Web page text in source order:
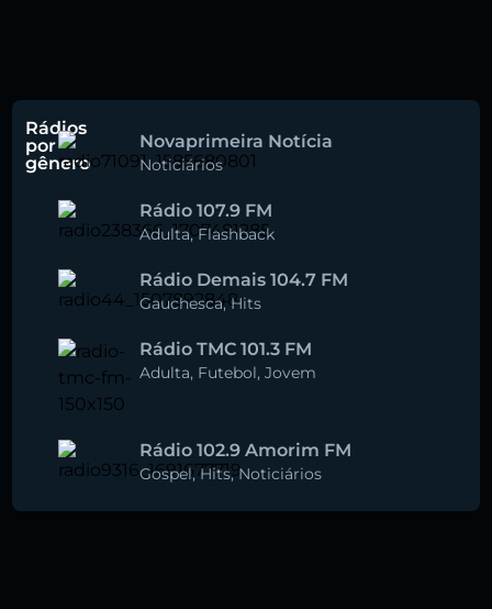
Rádios
por
gênero
Novaprimeira Notícia
Noticiários
Rádio 107.9 FM
Adulta,Flashback
Rádio Demais 104.7 FM
Gauchesca,Hits
Rádio TMC 101.3 FM
Adulta, Futebol,Jovem
Rádio 102.9 Amorim FM
Gospel,Hits,Noticiários